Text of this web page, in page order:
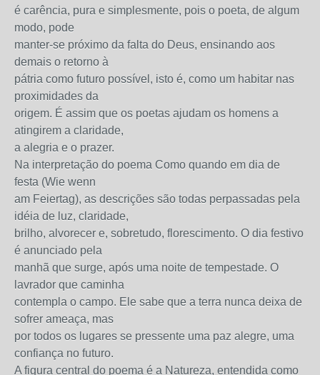
é carência, pura e simplesmente, pois o poeta, de algum
modo, pode
manter-se próximo da falta do Deus, ensinando aos
demais o retorno à
pátria como futuro possível, isto é, como um habitar nas
proximidades da
origem. É assim que os poetas ajudam os homens a
atingirem a claridade,
a alegria e o prazer.
Na interpretação do poema Como quando em dia de
festa (Wie wenn
am Feiertag), as descrições são todas perpassadas pela
idéia de luz, claridade,
brilho, alvorecer e, sobretudo, florescimento. O dia festivo
é anunciado pela
manhã que surge, após uma noite de tempestade. O
lavrador que caminha
contempla o campo. Ele sabe que a terra nunca deixa de
sofrer ameaça, mas
por todos os lugares se pressente uma paz alegre, uma
confiança no futuro.
A figura central do poema é a Natureza, entendida como